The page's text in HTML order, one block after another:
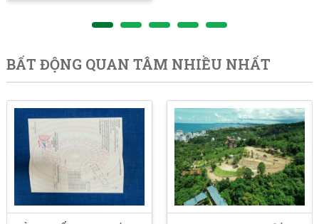
BẤT ĐỘNG QUAN TÂM NHIỀU NHẤT